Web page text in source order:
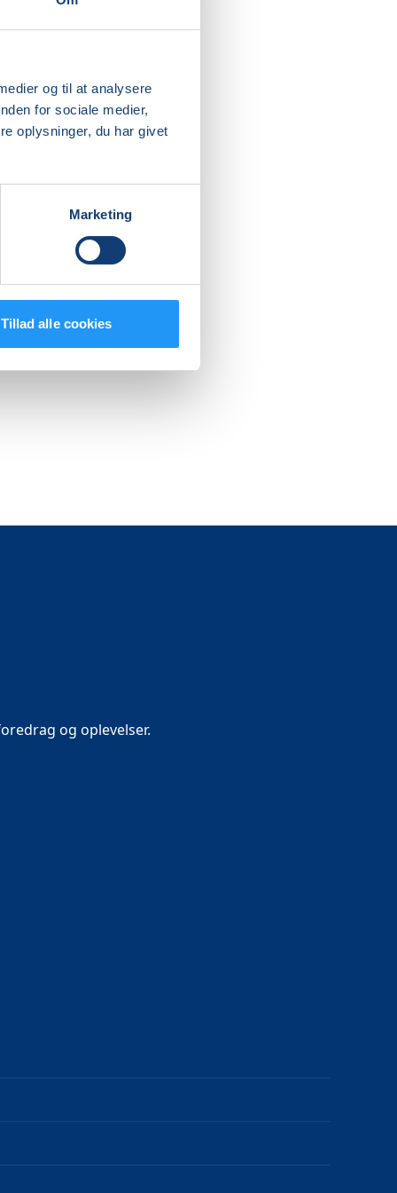
og til at analysere
for sociale medier,
oplysninger, du har givet
Marketing
Tillad alle cookies
og oplevelser.